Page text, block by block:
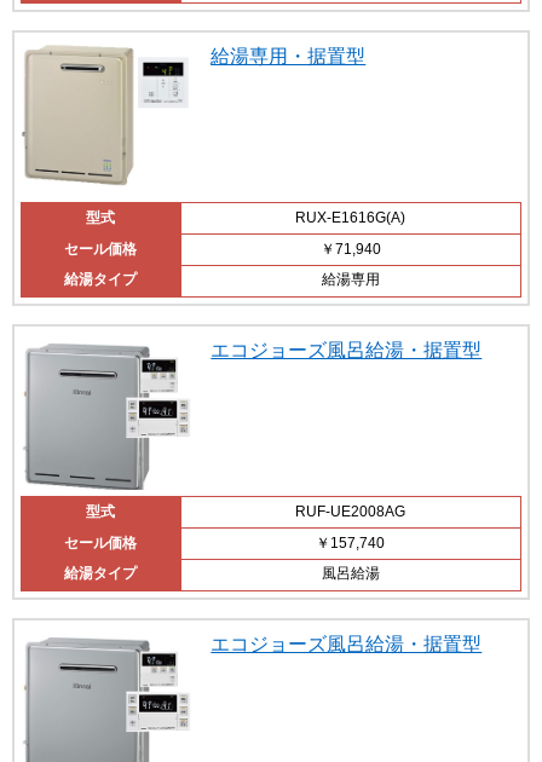
給湯専用・据置型
型式
RUX-E1616G(A)
セール価格
￥71,940
給湯タイプ
給湯専用
エコジョーズ風呂給湯・据置型
型式
RUF-UE2008AG
セール価格
￥157,740
給湯タイプ
風呂給湯
エコジョーズ風呂給湯・据置型